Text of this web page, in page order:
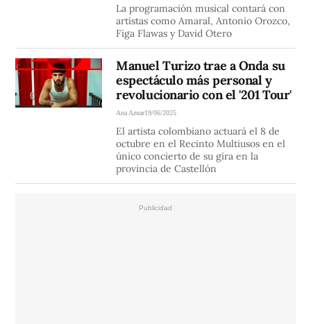
La programación musical contará con
artistas como Amaral, Antonio Orozco,
Figa Flawas y David Otero
Manuel Turizo trae a Onda su
espectáculo más personal y
revolucionario con el '201 Tour'
Ana Aznar19/06/2025
El artista colombiano actuará el 8 de
octubre en el Recinto Multiusos en el
único concierto de su gira en la
provincia de Castellón